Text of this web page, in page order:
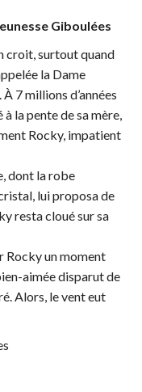
Giboulées
croit, surtout quand
la Dame
7 millions d’années
la pente de sa mère,
Rocky, impatient
dont la robe
lui proposa de
resta cloué sur sa
Rocky un moment
aimée disparut de
Alors, le vent eut